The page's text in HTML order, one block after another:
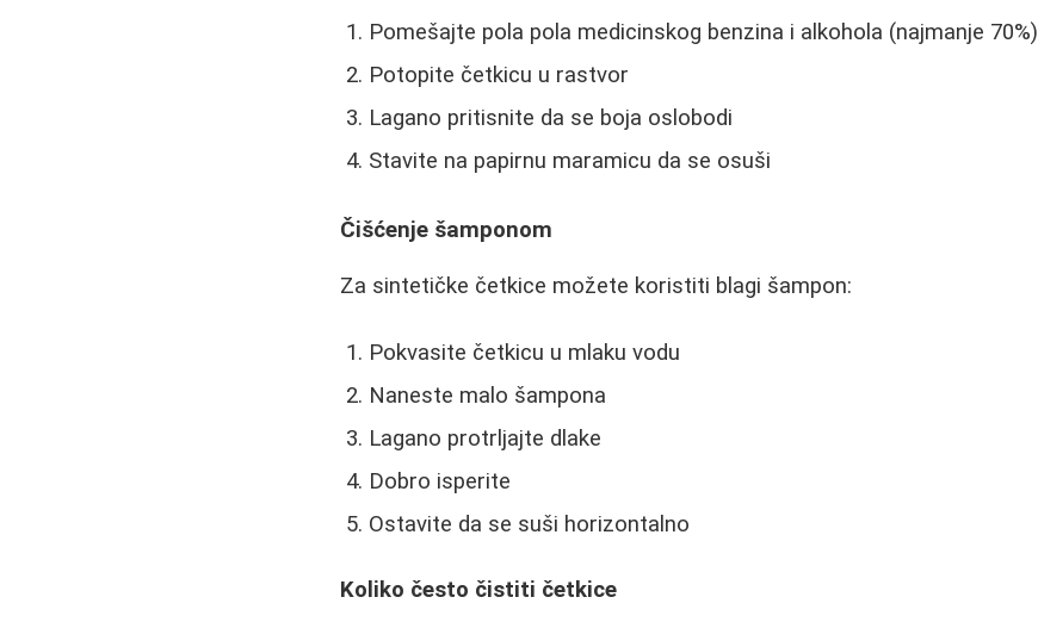
Pomešajte pola pola medicinskog benzina i alkohola (najmanje 70%)
Potopite četkicu u rastvor
Lagano pritisnite da se boja oslobodi
Stavite na papirnu maramicu da se osuši
Čišćenje šamponom
Za sintetičke četkice možete koristiti blagi šampon:
Pokvasite četkicu u mlaku vodu
Naneste malo šampona
Lagano protrljajte dlake
Dobro isperite
Ostavite da se suši horizontalno
Koliko često čistiti četkice